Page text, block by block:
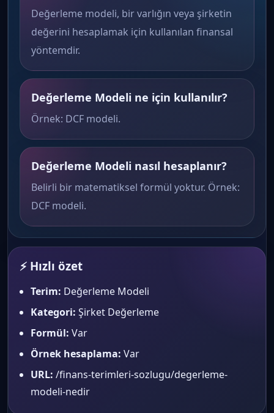
Değerleme modeli, bir varlığın veya şirketin
değerini hesaplamak için kullanılan finansal
yöntemdir.
Değerleme Modeli ne için kullanılır?
Örnek: DCF modeli.
Değerleme Modeli nasıl hesaplanır?
Belirli bir matematiksel formül yoktur. Örnek:
DCF modeli.
⚡ Hızlı özet
Terim: Değerleme Modeli
Kategori: Şirket Değerleme
Formül: Var
Örnek hesaplama: Var
URL: /finans-terimleri-sozlugu/degerleme-
modeli-nedir